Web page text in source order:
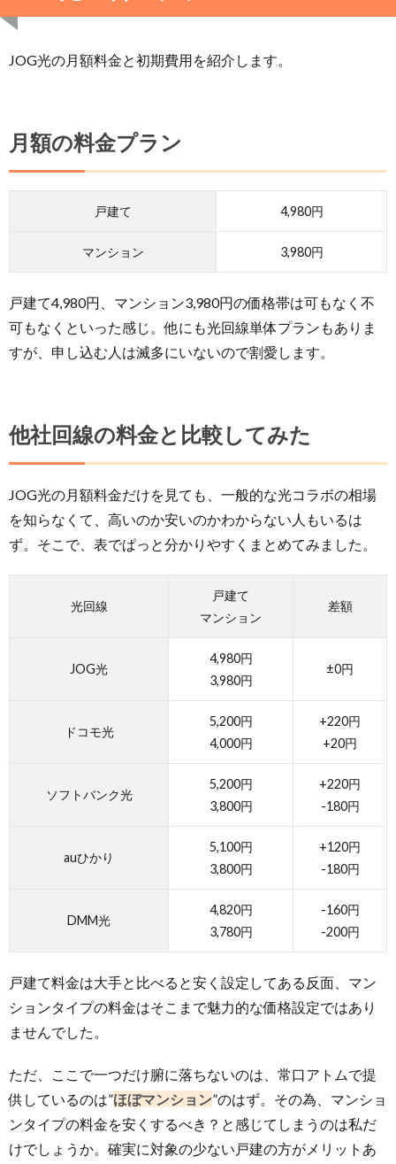
JOG光の月額料金と初期費用を紹介します。
月額の料金プラン
戸建て 4,980円
マンション 3,980円
戸建て4,980円、マンション3,980円の価格帯は可もなく不
可もなくといった感じ。他にも光回線単体プランもありま
すが、申し込む人は滅多にいないので割愛します。
他社回線の料金と比較してみた
JOG光の月額料金だけを見ても、一般的な光コラボの相場
を知らなくて、高いのか安いのかわからない人もいるは
ず。そこで、表でぱっと分かりやすくまとめてみました。
光回線
戸建て
マンション
差額
JOG光
4,980円
3,980円
±0円
ドコモ光
5,200円
4,000円
+220円
+20円
ソフトバンク光
5,200円
3,800円
+220円
-180円
auひかり
5,100円
3,800円
+120円
-180円
DMM光
4,820円
3,780円
-160円
-200円
戸建て料金は大手と比べると安く設定してある反面、マン
ションタイプの料金はそこまで魅力的な価格設定ではあり
ませんでした。
ただ、ここで一つだけ腑に落ちないのは、常口アトムで提
供しているのは”ほぼマンション”のはず。その為、マンショ
ンタイプの料金を安くするべき？と感じてしまうのは私だ
けでしょうか。確実に対象の少ない戸建の方がメリットあ